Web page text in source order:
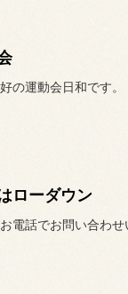
の運動会日和です。
ローダウン